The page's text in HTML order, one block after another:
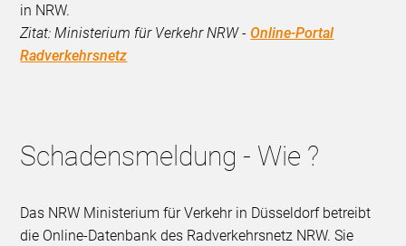
in NRW.
Zitat: Ministerium für Verkehr NRW -Online-Portal
Radverkehrsnetz
Schadensmeldung - Wie ?
Das NRW Ministerium für Verkehr in Düsseldorf betreibt
die Online-Datenbank des Radverkehrsnetz NRW. Sie